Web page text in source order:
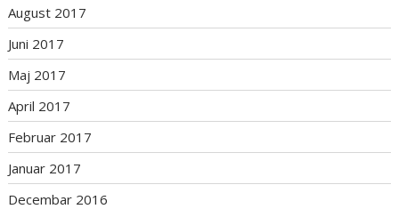
August 2017
Juni 2017
Maj 2017
April 2017
Februar 2017
Januar 2017
Decembar 2016